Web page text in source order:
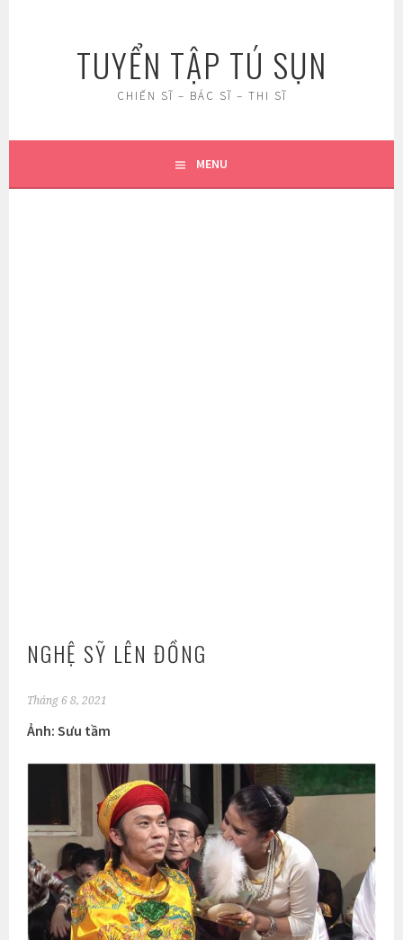
TUYỂN TẬP TÚ SỤN
CHIẾN SĨ – BÁC SĨ – THI SĨ
MENU
NGHỆ SỸ LÊN ĐỒNG
Tháng 6 8, 2021
Ảnh: Sưu tầm